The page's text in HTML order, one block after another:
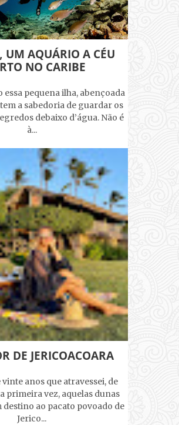
UM AQUÁRIO A CÉU
NO CARIBE
pequena ilha, abençoada
a sabedoria de guardar os
debaixo d’água. Não é
à...
DE JERICOACOARA
vinte anos que atravessei, de
primeira vez, aquelas dunas
destino ao pacato povoado de
Jerico...